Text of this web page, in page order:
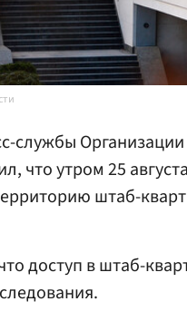
службы
что утром 25
штаб-
доступ в штаб-